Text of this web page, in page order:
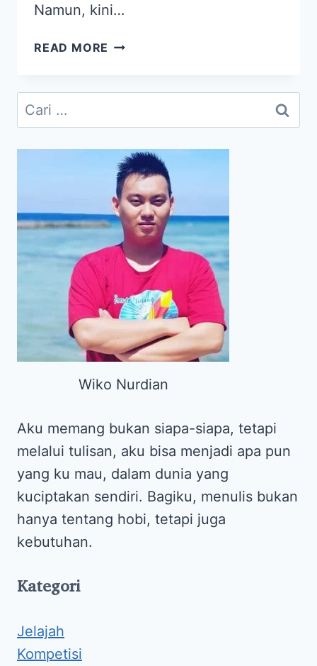
Namun, kini…
READ MORE ASUS
S500TC
MEMENUHI
KEBUTUHAN
DIGITAL
KELUARGA
MODERN
Cari
untuk:
Wiko Nurdian
Aku memang bukan siapa-siapa, tetapi
melalui tulisan, aku bisa menjadi apa pun
yang ku mau, dalam dunia yang
kuciptakan sendiri. Bagiku, menulis bukan
hanya tentang hobi, tetapi juga
kebutuhan.
Kategori
Jelajah
Kompetisi